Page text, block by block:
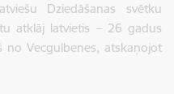
Dziedāšanas svētku
atklāj latvietis – 26 gadus
no Vecgulbenes, atskaņojot